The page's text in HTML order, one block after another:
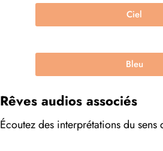
Ciel
Bleu
Rêves audios associés
Écoutez des interprétations du